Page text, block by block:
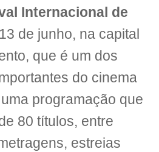
Internacional de
de junho, na capital
que é um dos
do cinema
programação que
80 títulos, entre
estreias